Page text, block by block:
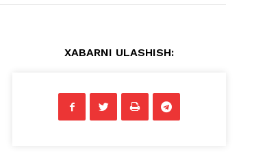
XABARNI ULASHISH: